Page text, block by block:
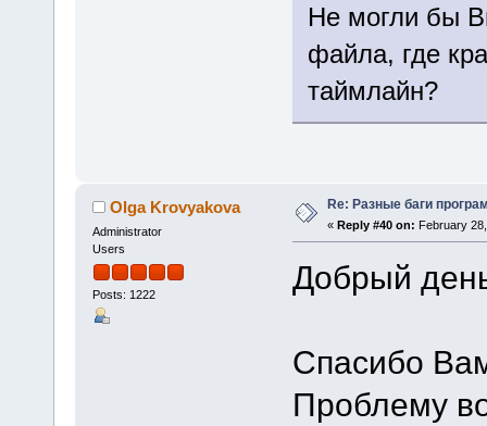
Не могли бы
файла, где
таймлайн?
Olga Krovyakova
Administrator
Users
Posts: 1222
Re: Разные баги
« Reply #40 on: February
Добрый
Спасибо
Проблему